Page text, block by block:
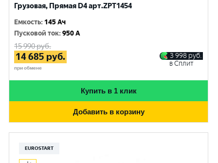
Грузовая, Прямая D4 арт.ZPT1454
Емкость: 145 Ач
Пусковой ток:950 A
15 990руб.
14 685 руб.
при обмене
3 998 руб.
в Сплит
Купить в 1 клик
Добавить в корзину
EUROSTART